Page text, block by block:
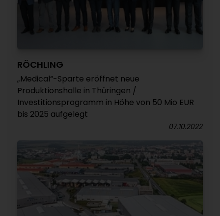
RÖCHLING
„Medical“-Sparte eröffnet neue
Produktionshalle in Thüringen /
Investitionsprogramm in Höhe von 50 Mio EUR
bis 2025 aufgelegt
07.10.2022